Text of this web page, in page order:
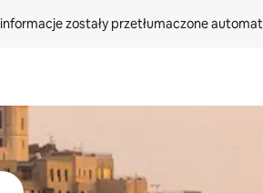
zostały przetłumaczone